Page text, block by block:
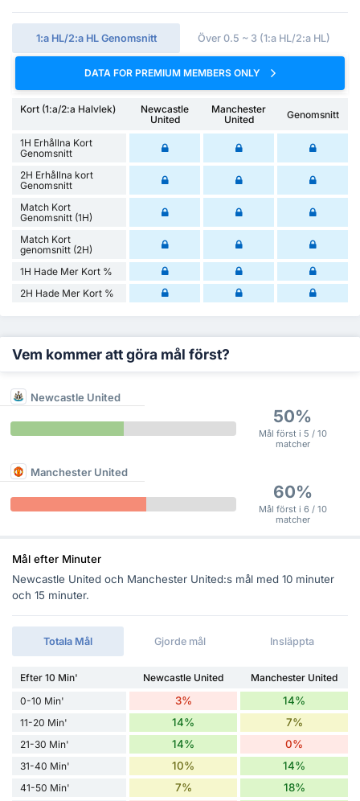
1:a HL/2:a HL Genomsnitt Över 0.5 ~ 3 (1:a HL/2:a HL)
DATA FOR PREMIUM MEMBERS ONLY
Kort (1:a/2:a Halvlek)
Newcastle
United
Manchester
United
Genomsnitt
1H Erhållna Kort
Genomsnitt
2H Erhållna kort
Genomsnitt
Match Kort
Genomsnitt (1H)
Match Kort
genomsnitt (2H)
1H Hade Mer Kort %
2H Hade Mer Kort %
Vem kommer att göra mål först?
Newcastle United
50%
Mål först i 5 / 10
matcher
Manchester United
60%
Mål först i 6 / 10
matcher
Mål efter Minuter
Newcastle United och Manchester United:s mål med 10 minuter
och 15 minuter.
Totala Mål Gjorde mål Insläppta
Efter 10 Min' Newcastle United
Manchester United
0-10 Min'
3% 14%
11-20 Min' 14% 7%
21-30 Min' 14% 0%
31-40 Min' 10% 14%
41-50 Min' 7% 18%